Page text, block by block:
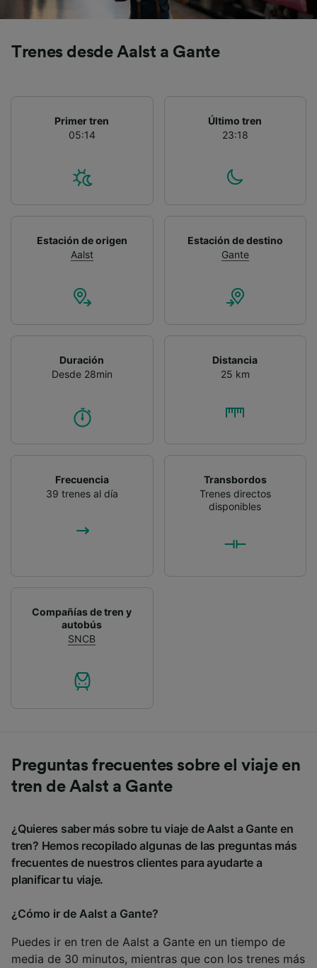
Trenes desde Aalst a Gante
Primer tren
05:14
Último tren
23:18
Estación de origen
Aalst
Estación de destino
Gante
Duración
Desde 28min
Distancia
25 km
Frecuencia
39 trenes al día
Transbordos
Trenes directos
disponibles
Compañías de tren y
autobús
SNCB
Preguntas frecuentes sobre el viaje en
tren de Aalst a Gante
¿Quieres saber más sobre tu viaje de Aalst a Gante en
tren? Hemos recopilado algunas de las preguntas más
frecuentes de nuestros clientes para ayudarte a
planificar tu viaje.
¿Cómo ir de Aalst a Gante?
Puedes ir en tren de Aalst a Gante en un tiempo de
media de 30 minutos, mientras que con los trenes más
precisa. Analizar activamente las
dispositivo y/o acceder a ella. Publicidad y
audiencia y desarrollo de servicios.
Lista de asociados (proveedores)